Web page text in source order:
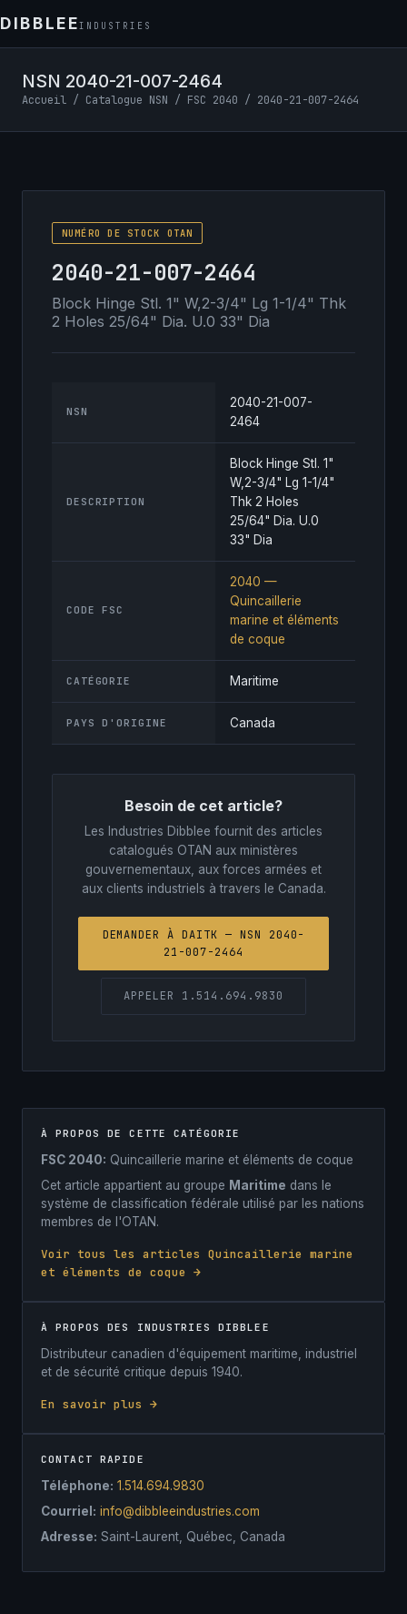
DIBBLEEINDUSTRIES
NSN 2040-21-007-2464
Accueil / Catalogue NSN / FSC 2040 / 2040-21-007-2464
NUMÉRO DE STOCK OTAN
2040-21-007-2464
Block Hinge Stl. 1" W,2-3/4" Lg 1-1/4" Thk
2 Holes 25/64" Dia. U.0 33" Dia
NSN
2040-21-007-
2464
DESCRIPTION
Block Hinge Stl. 1"
W,2-3/4" Lg 1-1/4"
Thk 2 Holes
25/64" Dia. U.0
33" Dia
CODE FSC
2040 —
Quincaillerie
marine et éléments
de coque
CATÉGORIE Maritime
PAYS D'ORIGINE Canada
Besoin de cet article?
Les Industries Dibblee fournit des articles
catalogués OTAN aux ministères
gouvernementaux, aux forces armées et
aux clients industriels à travers le Canada.
DEMANDER À DAITK — NSN 2040-
21-007-2464
APPELER 1.514.694.9830
À PROPOS DE CETTE CATÉGORIE
FSC 2040: Quincaillerie marine et éléments de coque
Cet article appartient au groupe Maritime dans le
système de classification fédérale utilisé par les nations
membres de l'OTAN.
Voir tous les articles Quincaillerie marine
et éléments de coque →
À PROPOS DES INDUSTRIES DIBBLEE
Distributeur canadien d'équipement maritime, industriel
et de sécurité critique depuis 1940.
En savoir plus →
CONTACT RAPIDE
Téléphone: 1.514.694.9830
Courriel: info@dibbleeindustries.com
Adresse: Saint-Laurent, Québec, Canada